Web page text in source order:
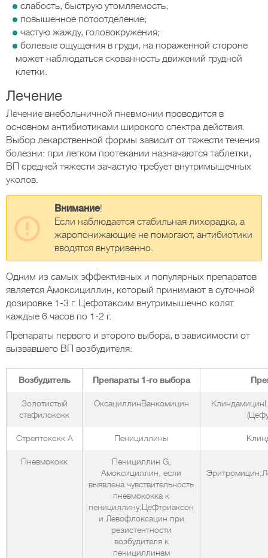
слабость, быструю утомляемость;
повышенное потоотделение;
частую жажду, головокружения;
болевые ощущения в груди, на пораженной стороне
может наблюдаться скованность движений грудной
клетки.
Лечение
Лечение внебольничной пневмонии проводится в
основном антибиотиками широкого спектра действия.
Выбор лекарственной формы зависит от тяжести течения
болезни: при легком протекании назначаются таблетки,
ВП средней тяжести зачастую требует внутримышечных
уколов.
Внимание!
Если наблюдается стабильная лихорадка, а
жаропонижающие не помогают, антибиотики
вводятся внутривенно.
Одним из самых эффективных и популярных препаратов
является Амоксициллин, который принимают в суточной
дозировке 1-3 г. Цефотаксим внутримышечно колят
каждые 6 часов по 1-2 г.
Препараты первого и второго выбора, в зависимости от
вызвавшего ВП возбудителя:
Возбудитель Препараты 1-го выбора
Золотистый
стафилококк
ОксациллинВанкомицин
Стрептококк А Пенициллины
Пневмококк
Пенициллин G,
Амоксициллин, если
выявлена чувствительность
пневмококка к
пенициллину;Цефтриаксон
и Левофлоксацин при
резистентности
возбудителя к
пенициллинам